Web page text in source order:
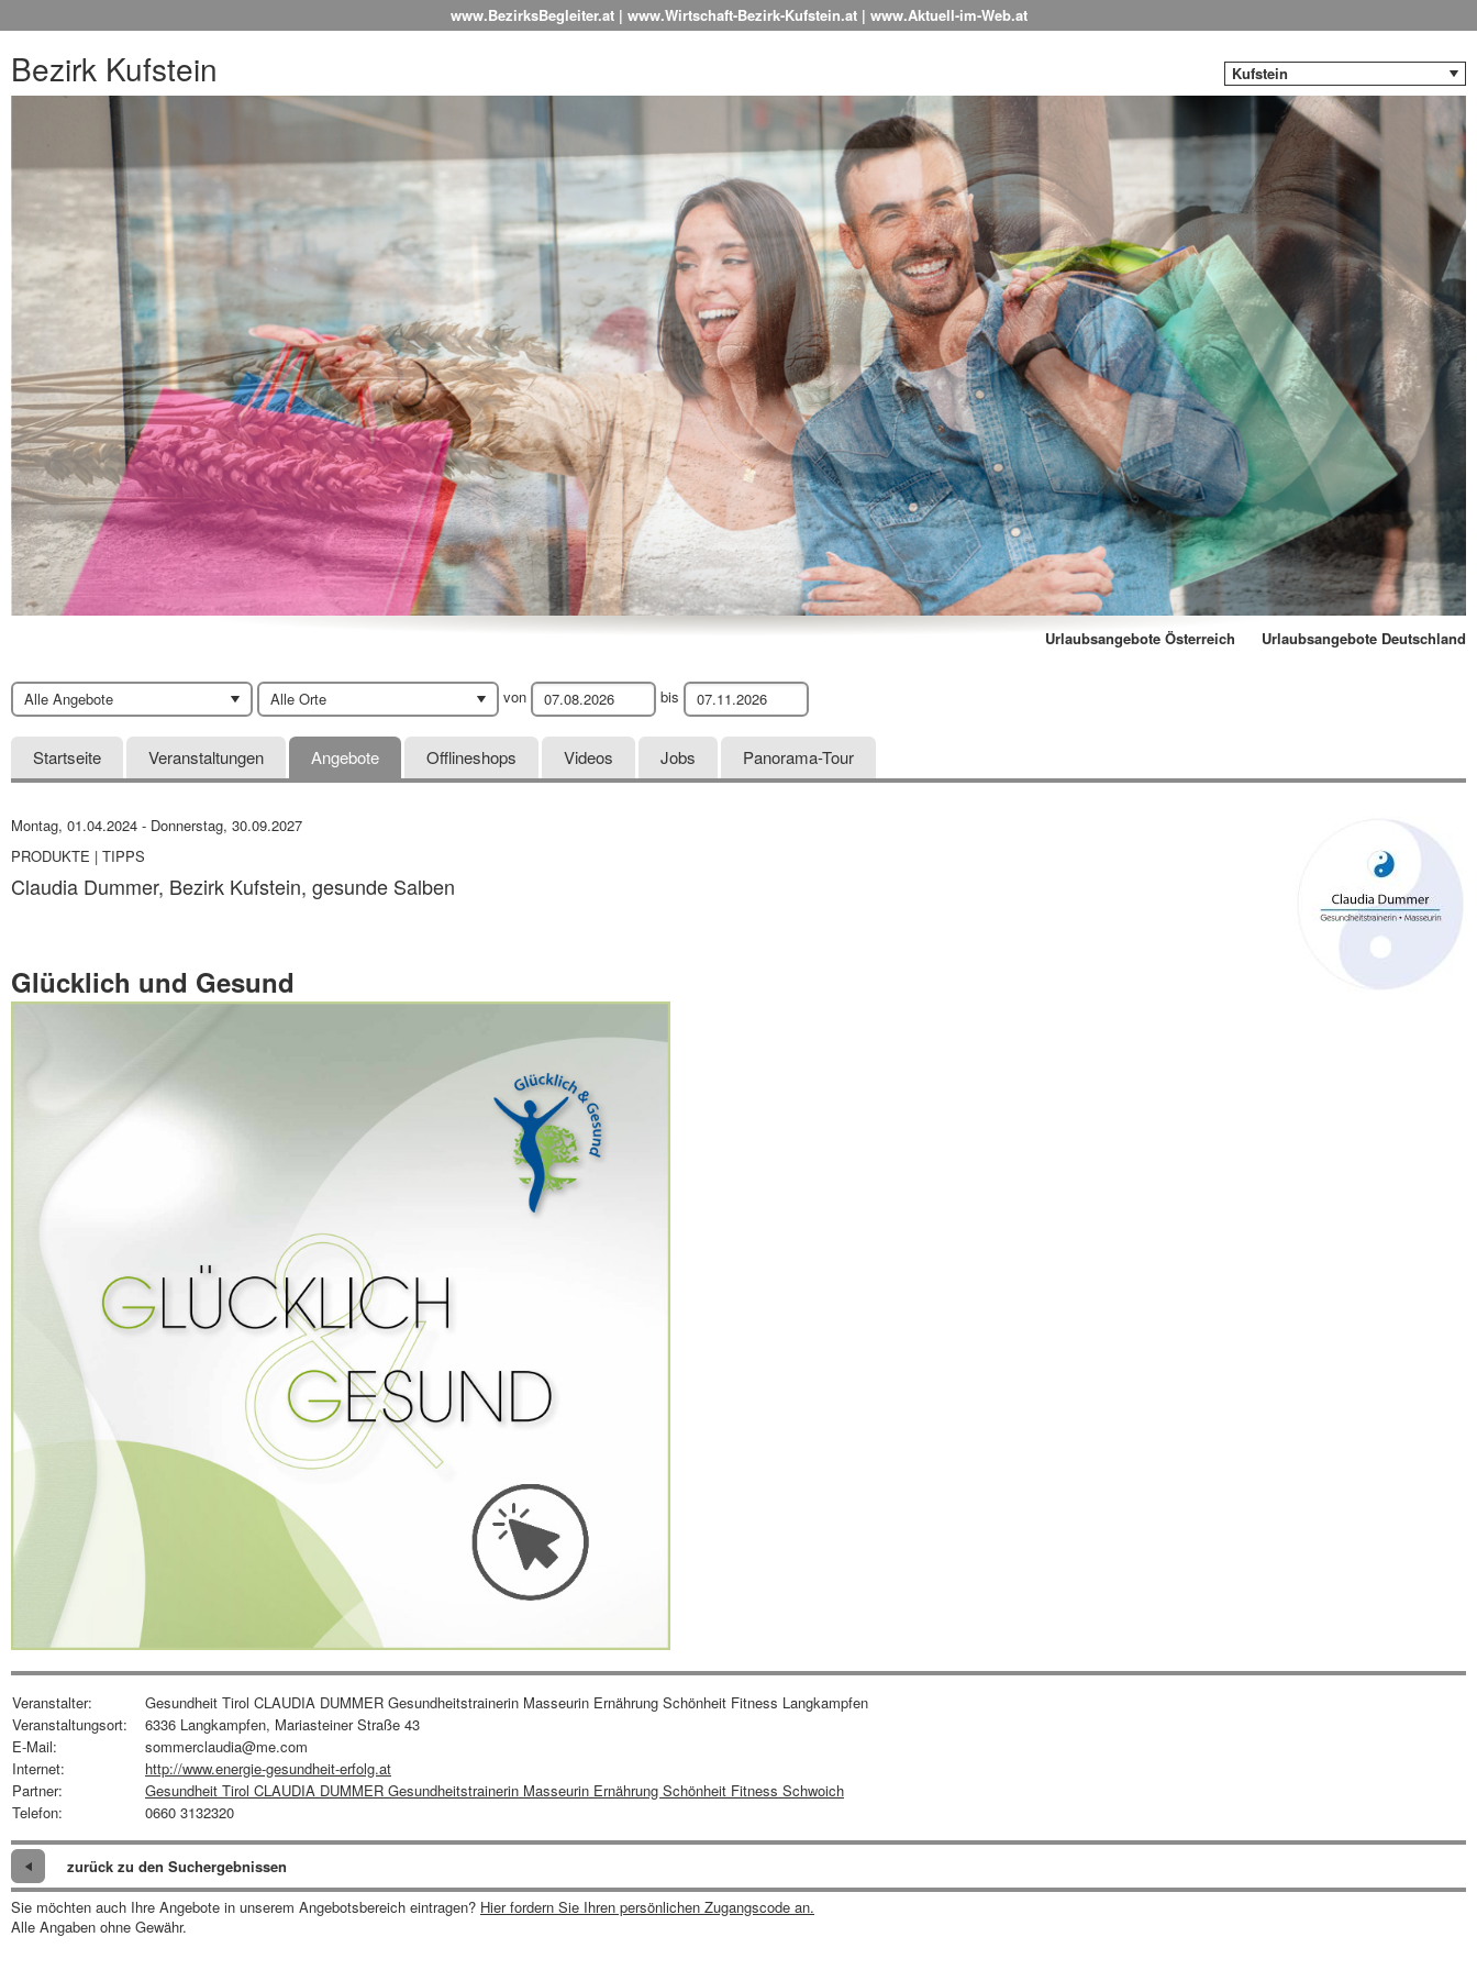
www.BezirksBegleiter.at | www.Wirtschaft-Bezirk-Kufstein.at | www.Aktuell-im-Web.at
Bezirk Kufstein Kufstein
Urlaubsangebote Österreich Urlaubsangebote Deutschland
Alle Angebote Alle Orte von bis
Startseite Veranstaltungen Angebote Offlineshops Videos Jobs Panorama-Tour
Montag, 01.04.2024 - Donnerstag, 30.09.2027
PRODUKTE | TIPPS
Claudia Dummer, Bezirk Kufstein, gesunde Salben
Glücklich und Gesund
Veranstalter:
Gesundheit Tirol CLAUDIA DUMMER Gesundheitstrainerin Masseurin Ernährung Schönheit Fitness Langkampfen
Veranstaltungsort:
6336 Langkampfen, Mariasteiner Straße 43
E-Mail:
sommerclaudia@me.com
Internet:
http://www.energie-gesundheit-erfolg.at
Partner:
Gesundheit Tirol CLAUDIA DUMMER Gesundheitstrainerin Masseurin Ernährung Schönheit Fitness Schwoich
Telefon:
0660 3132320
zurück zu den Suchergebnissen
Sie möchten auch Ihre Angebote in unserem Angebotsbereich eintragen? Hier fordern Sie Ihren persönlichen Zugangscode an.
Alle Angaben ohne Gewähr.